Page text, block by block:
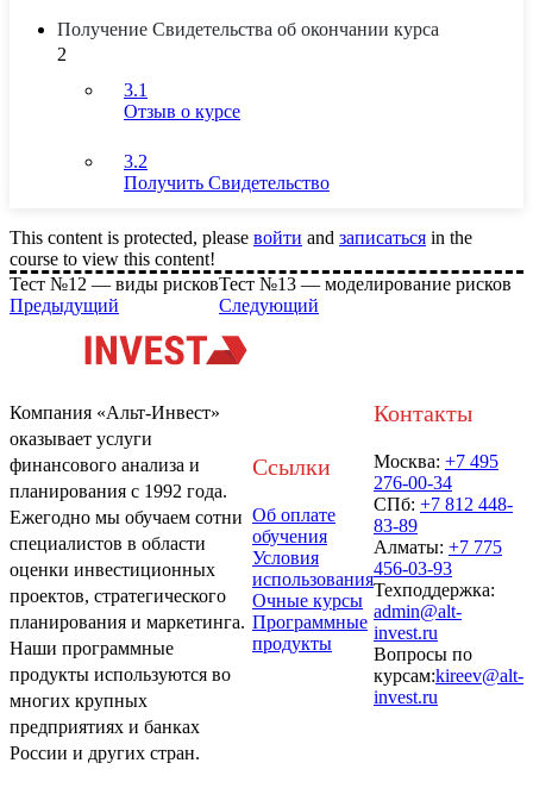
Получение Свидетельства об окончании курса
2
3.1
Отзыв о курсе
3.2
Получить Свидетельство
This content is protected, please войти and записаться in the
course to view this content!
Тест №12 — виды рисков
Предыдущий
Тест №13 — моделирование рисков
Следующий
Компания «Альт-Инвест»
оказывает услуги
финансового анализа и
планирования с 1992 года.
Ежегодно мы обучаем сотни
специалистов в области
оценки инвестиционных
проектов, стратегического
планирования и маркетинга.
Наши программные
продукты используются во
многих крупных
предприятиях и банках
России и других стран.
Ссылки
Об оплате
обучения
Условия
использования
Очные курсы
Программные
продукты
Контакты
Москва: +7 495
276-00-34
СПб: +7 812 448-
83-89
Алматы: +7 775
456-03-93
Техподдержка:
admin@alt-
invest.ru
Вопросы по
курсам:kireev@alt-
invest.ru